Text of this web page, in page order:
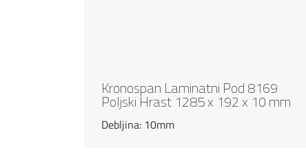
Kronospan Laminatni Pod 8169
Poljski Hrast 1285 x 192 x 10 mm
Debljina: 10mm